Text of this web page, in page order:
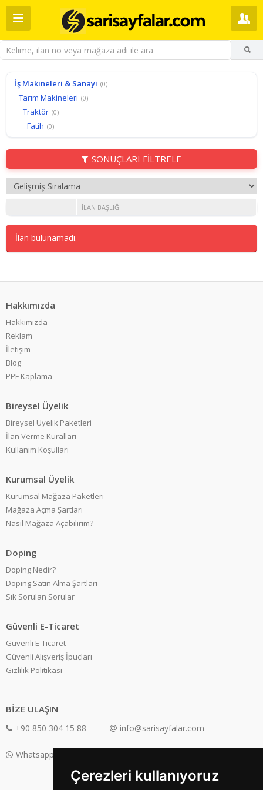
Çerezleri kullanıyoruz
İş Makineleri & Sanayi (0)
Tarım Makineleri (0)
Traktör (0)
Fatih (0)
SONUÇLARI FİLTRELE
İLAN BAŞLIĞI
İlan bulunamadı.
Hakkımızda
Hakkımızda
Reklam
İletişim
Blog
PPF Kaplama
Bireysel Üyelik
Bireysel Üyelik Paketleri
İlan Verme Kuralları
Kullanım Koşulları
Kurumsal Üyelik
Kurumsal Mağaza Paketleri
Mağaza Açma Şartları
Nasıl Mağaza Açabilirim?
Doping
Doping Nedir?
Doping Satın Alma Şartları
Sık Sorulan Sorular
Güvenli E-Ticaret
Güvenli E-Ticaret
Güvenli Alışveriş İpuçları
Gizlilik Politikası
BİZE ULAŞIN
+90 850 304 15 88 info@sarisayfalar.com
Whatsapp Destek: +90 850 304 15 88